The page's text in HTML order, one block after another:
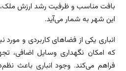
بافت مناسب و ظرفیت رشد ارزش ملک،
این شهر به شمار می‌آید.
انباری یکی از فضاهای کاربردی و
که امکان نگهداری وسایل اضافی،
فراهم می‌کند. وجود انباری باعث